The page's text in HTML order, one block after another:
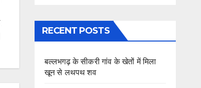
RECENT POSTS
बल्लभगढ़ के सीकरी गांव के खेतों में मिला
खून से लथपथ शव